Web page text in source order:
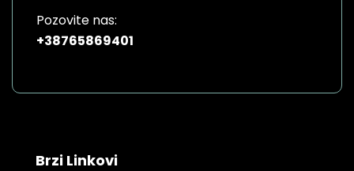
Pozovite nas:
+38765869401
Brzi Linkovi